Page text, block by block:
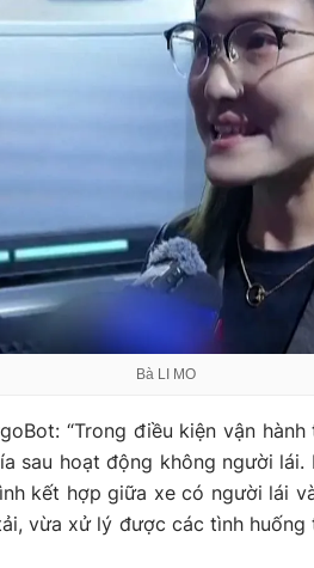
Bà LI MO
“Trong điều kiện vận
sau hoạt động không người lái.
kết hợp giữa xe có người lái
vừa xử lý được các tình